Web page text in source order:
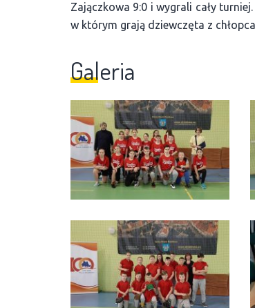
Zajączkowa 9:0 i wygrali cały
w którym grają dziewczęta z
Galeria